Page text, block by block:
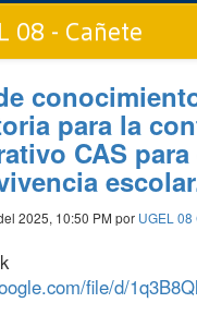
08 - Cañete
para la
CAS
2025, 10:50 PM por UGEL 08
file/d/